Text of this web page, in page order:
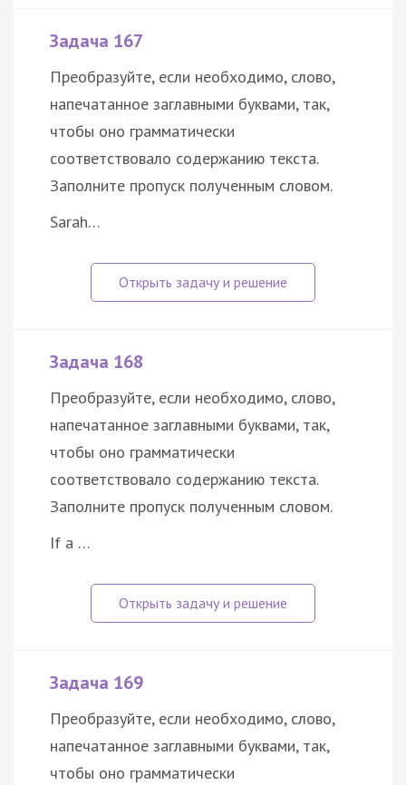
Задача 167
Преобразуйте, если необходимо, слово,
напечатанное заглавными буквами, так,
чтобы оно грамматически
соответствовало содержанию текста.
Заполните пропуск полученным словом.
Sarah…
Задача 168
Преобразуйте, если необходимо, слово,
напечатанное заглавными буквами, так,
чтобы оно грамматически
соответствовало содержанию текста.
Заполните пропуск полученным словом.
If a …
Задача 169
Преобразуйте, если необходимо, слово,
напечатанное заглавными буквами, так,
чтобы оно грамматически